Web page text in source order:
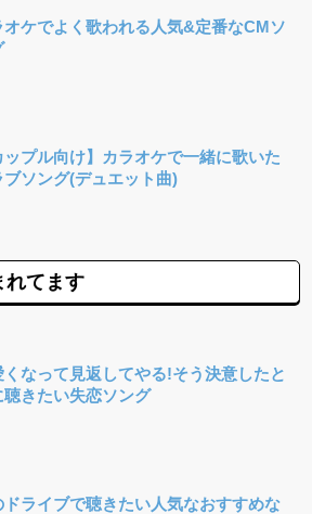
オケでよく歌われる人気&定番なCMソ
ップル向け】カラオケで一緒に歌いた
ブソング(デュエット曲)
れてます
くなって見返してやる!そう決意したと
聴きたい失恋ソング
ドライブで聴きたい人気なおすすめな